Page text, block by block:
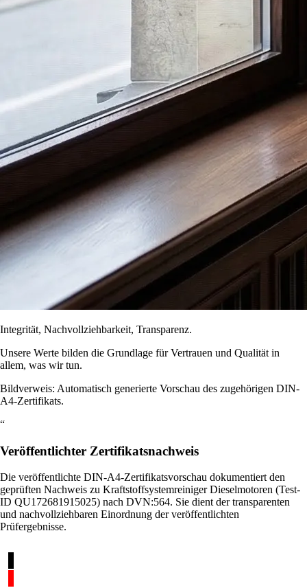
Integrität, Nachvollziehbarkeit, Transparenz.
Unsere Werte bilden die Grundlage für Vertrauen und Qualität in
allem, was wir tun.
Bildverweis: Automatisch generierte Vorschau des zugehörigen DIN-
A4-Zertifikats.
“
Veröffentlichter Zertifikatsnachweis
Die veröffentlichte DIN-A4-Zertifikatsvorschau dokumentiert den
geprüften Nachweis zu Kraftstoffsystemreiniger Dieselmotoren (Test-
ID QU172681915025) nach DVN:564. Sie dient der transparenten
und nachvollziehbaren Einordnung der veröffentlichten
Prüfergebnisse.